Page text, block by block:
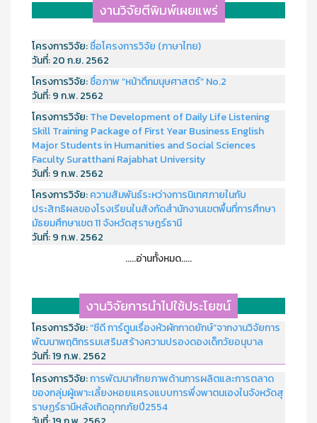
งานวิจัยตีพิมพ์เผยแพร่
โครงการวิจัย:ชื่อโครงการวิจัย (ภาษาไทย)
วันที่:20 ก.ย. 2562
โครงการวิจัย:ชื่อภาพ “หน้าตึกมนุษศาสตร์” No.2
วันที่:9 ก.พ. 2562
โครงการวิจัย:The Development of Daily Life Listening
Skill Training Package of First Year Business English
Major Students in Humanities and Social Sciences
Faculty Suratthani Rajabhat University
วันที่:9 ก.พ. 2562
โครงการวิจัย:ความสัมพันธ์ระหว่างการนิเทศภายในกับ
ประสิทธิผลของโรงเรียนในสังกัดสำนักงานเขตพื้นที่การศึกษา
มัธยมศึกษาเขต 11 จังหวัดสุราษฎร์ธานี
วันที่:9 ก.พ. 2562
.....อ่านทั้งหมด.....
งานวิจัยการนำไปใช้ประโยชน์
โครงการวิจัย:“ซีดี การ์ตูนเรื่องหัวผักกาดยักษ์”จากงานวิจัยการ
พัฒนาพฤติกรรมเสริมสร้างความปรองดองเด็กวัยอนุบาล
วันที่:19 ก.พ. 2562
โครงการวิจัย:การพัฒนาศักยภาพด้านการผลิตและการตลาด
ของกลุ่มผู้เพาะเลี้ยงหอยแครงแบบการพึ่งพาตนเองในจังหวัดสุ
ราษฏร์ธานีหลังเกิดอุทกภัยปี2554